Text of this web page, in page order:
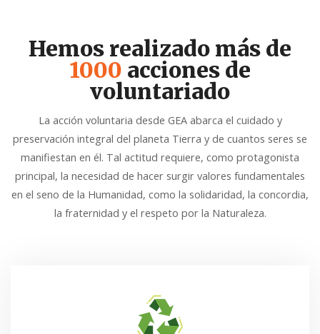
Hemos realizado más de
1000 acciones de
voluntariado
La acción voluntaria desde GEA abarca el cuidado y
preservación integral del planeta Tierra y de cuantos seres se
manifiestan en él. Tal actitud requiere, como protagonista
principal, la necesidad de hacer surgir valores fundamentales
en el seno de la Humanidad, como la solidaridad, la concordia,
la fraternidad y el respeto por la Naturaleza.